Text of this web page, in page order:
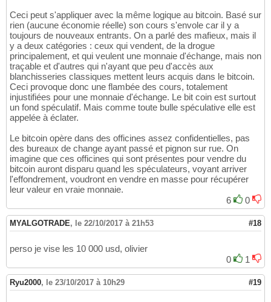
Ceci peut s'appliquer avec la même logique au bitcoin. Basé sur
rien (aucune économie réelle) son cours s'envole car il y a
toujours de nouveaux entrants. On a parlé des mafieux, mais il
y a deux catégories : ceux qui vendent, de la drogue
principalement, et qui veulent une monnaie d'échange, mais non
traçable et d'autres qui n'ayant que peu d'accès aux
blanchisseries classiques mettent leurs acquis dans le bitcoin.
Ceci provoque donc une flambée des cours, totalement
injustifiées pour une monnaie d'échange. Le bit coin est surtout
un fond spéculatif. Mais comme toute bulle spéculative elle est
appelée à éclater.
Le bitcoin opère dans des officines assez confidentielles, pas
des bureaux de change ayant passé et pignon sur rue. On
imagine que ces officines qui sont présentes pour vendre du
bitcoin auront disparu quand les spéculateurs, voyant arriver
l'effondrement, voudront en vendre en masse pour récupérer
leur valeur en vraie monnaie.
6
0
MYALGOTRADE, le 22/10/2017 à 21h53 #18
perso je vise les 10 000 usd, olivier
0
1
Ryu2000, le 23/10/2017 à 10h29 #19